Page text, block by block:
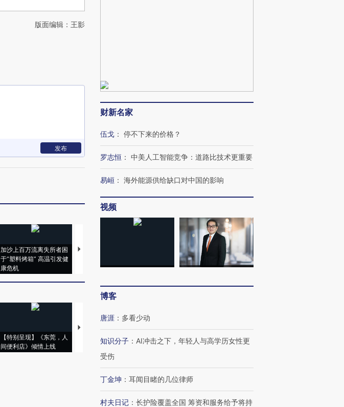
版面编辑：王影
发布
加沙上百万流离失所者困
于“塑料烤箱” 高温引发健
康危机
马航飞行员跨国走私7万
视线｜HYROX的吸金
术：是什么让中产们甘
心“花钱找虐”？
泽连斯基密集出访美英 索
要防空导弹“救急”
【特别呈现】《东莞，人
间便利店》倾情上线
【推广】走进第四届链博
会，让数智科技“链”接产
【特别呈现】寻找100种
有意思的生活方式·第三对
【商旅对话】华住集团
CFO：不靠规模取胜，华
住三大增长引擎是什么？
财新名家
伍戈 ： 停不下来的价格？
罗志恒 ： 中美人工智能竞争：道路比技术更重要
易峘 ： 海外能源供给缺口对中国的影响
视频
博客
唐涯 ： 多看少动
知识分子 ： AI冲击之下，年轻人与高学历女性更
受伤
丁金坤 ： 耳闻目睹的几位律师
村夫日记 ： 长护险覆盖全国 筹资和服务给予将持